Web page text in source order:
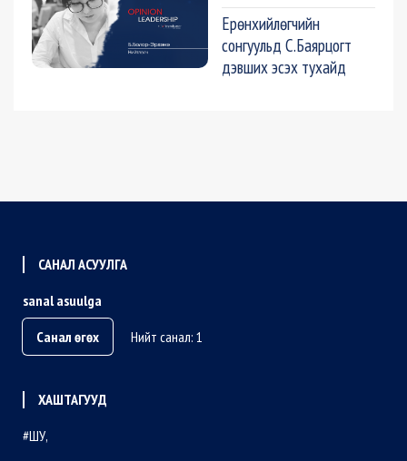
Ерөнхийлөгчийн
сонгуульд С.Баярцогт
дэвших эсэх тухайд
САНАЛ АСУУЛГА
sanal asuulga
Санал өгөх
Нийт санал: 1
ХАШТАГУУД
ШУ